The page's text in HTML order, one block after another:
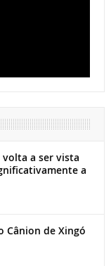
volta a ser vista
a
Cânion de Xingó